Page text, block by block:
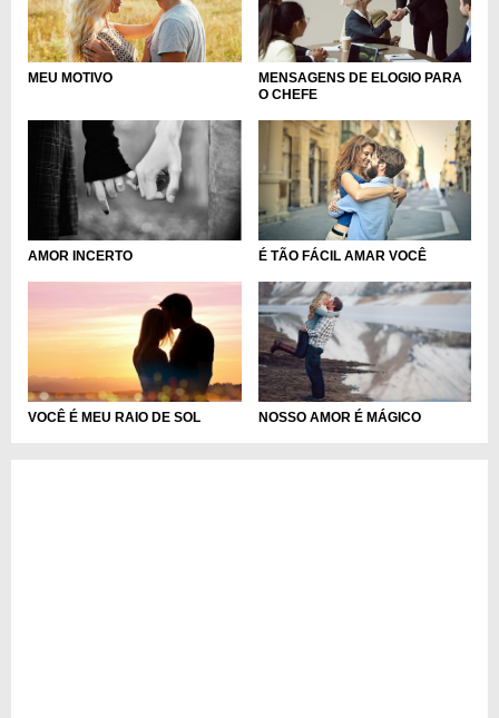
MEU MOTIVO
MENSAGENS DE ELOGIO PARA
O CHEFE
AMOR INCERTO É TÃO FÁCIL AMAR VOCÊ
VOCÊ É MEU RAIO DE SOL NOSSO AMOR É MÁGICO